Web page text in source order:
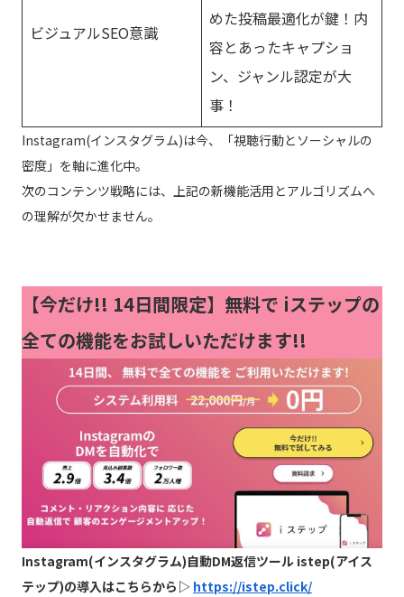
ビジュアルSEO意識
めた投稿最適化が鍵！内
容とあったキャプショ
ン、ジャンル認定が大
事！
Instagram(インスタグラム)は今、「視聴行動とソーシャルの
密度」を軸に進化中。
次のコンテンツ戦略には、上記の新機能活用とアルゴリズムへ
の理解が欠かせません。
【今だけ!! 14日間限定】無料で iステップの
全ての機能をお試しいただけます!!
Instagram(インスタグラム)自動DM返信ツール istep(アイス
テップ)の導入はこちらから▷ https://istep.click/